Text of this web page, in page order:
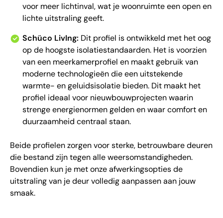
voor meer lichtinval, wat je woonruimte een open en
lichte uitstraling geeft.
Schüco LivIng: Dit profiel is ontwikkeld met het oog
op de hoogste isolatiestandaarden. Het is voorzien
van een meerkamerprofiel en maakt gebruik van
moderne technologieën die een uitstekende
warmte- en geluidsisolatie bieden. Dit maakt het
profiel ideaal voor nieuwbouwprojecten waarin
strenge energienormen gelden en waar comfort en
duurzaamheid centraal staan.
Beide profielen zorgen voor sterke, betrouwbare deuren
die bestand zijn tegen alle weersomstandigheden.
Bovendien kun je met onze afwerkingsopties de
uitstraling van je deur volledig aanpassen aan jouw
smaak.